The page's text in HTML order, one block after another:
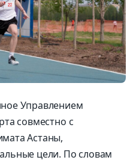
Управлением
совместно с
Астаны,
цели. По словам